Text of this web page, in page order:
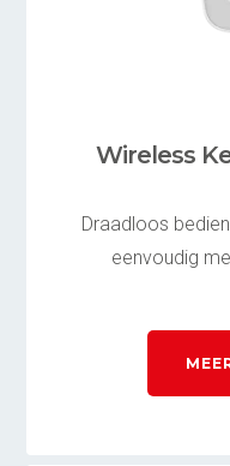
Wireless
Draadloos
eenvoudig